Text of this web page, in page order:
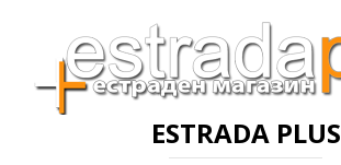
ESTRADA PLUS